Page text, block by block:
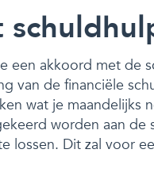
een akkoord met de
van de financiële
wat je
worden aan
lossen. Dit zal voor